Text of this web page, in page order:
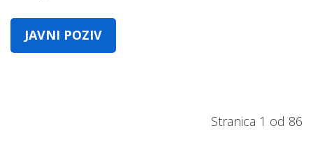
JAVNI POZIV
Stranica 1 od 86